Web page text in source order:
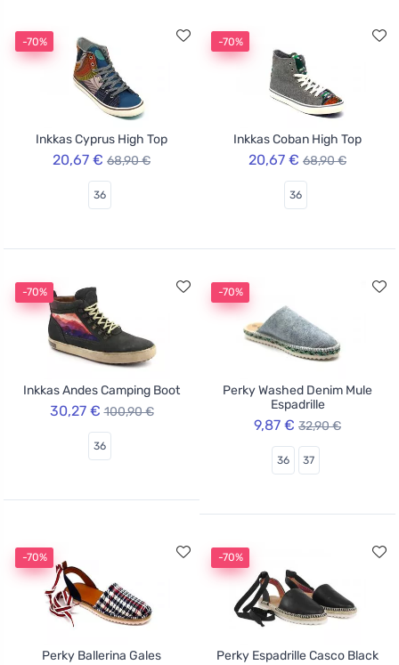
-70%
Inkkas Cyprus High Top
20,67 € 68,90 €
36
-70%
Inkkas Coban High Top
20,67 € 68,90 €
36
-70%
Inkkas Andes Camping Boot
30,27 € 100,90 €
36
-70%
Perky Washed Denim Mule
Espadrille
9,87 € 32,90 €
36 37
-70%
Perky Ballerina Gales
-70%
Perky Espadrille Casco Black